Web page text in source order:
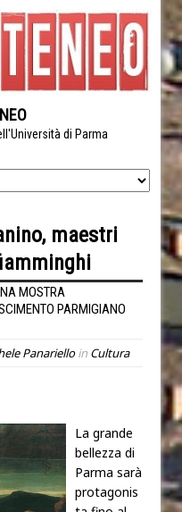
di Parma
maestri
MOSTRA
PARMIGIANO
Panarielloin Cultura
La grande
bellezza di
Parma sarà
protagonis